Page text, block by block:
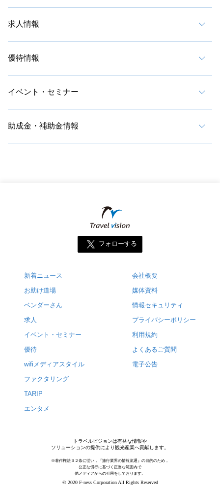
求人情報
優待情報
イベント・セミナー
助成金・補助金情報
フォローする
新着ニュース
お助け道場
ベンダーさん
求人
イベント・セミナー
優待
wifiメディアスタイル
ファクタリング
TARIP
エンタメ
会社概要
媒体資料
情報セキュリティ
プライバシーポリシー
利用規約
よくあるご質問
電子公告
トラベルビジョンは有益な情報や
ソリューションの提供により観光産業へ貢献します。
※著作権法３２条に従い，『旅行業界の情報流通』の目的のため，
公正な慣行に基づく正当な範囲内で
他メディアからの引用をしております。
© 2020 F-ness Corporation All Rights Reserved